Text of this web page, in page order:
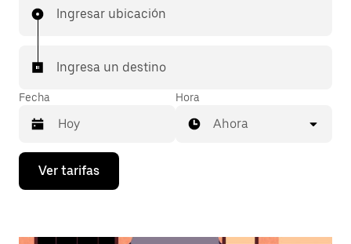
Ingresar ubicación
Ingresa un destino
Fecha
Presiona
flecha
Hora
Ahora
Ver tarifas